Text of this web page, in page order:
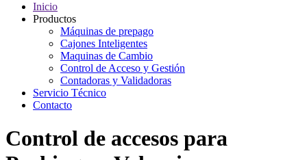
Inicio
Productos
Máquinas de prepago
Cajones Inteligentes
Maquinas de Cambio
Control de Acceso y Gestión
Contadoras y Validadoras
Servicio Técnico
Contacto
Control de accesos para